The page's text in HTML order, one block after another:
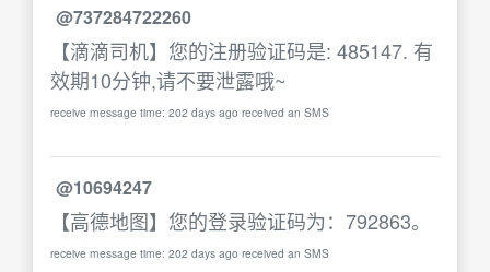
@737284722260
【滴滴司机】您的注册验证码是: 485147. 有
效期10分钟,请不要泄露哦~
receive message time: 202 days ago received an SMS
@10694247
【高德地图】您的登录验证码为：792863。
receive message time: 202 days ago received an SMS